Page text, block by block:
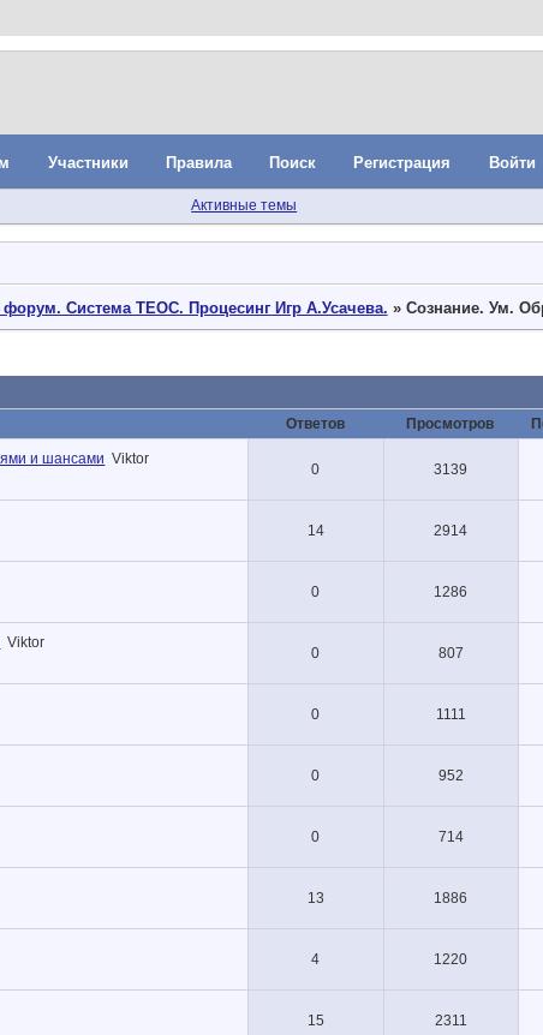
Участники Правила Поиск Регистрация Войти
Активные темы
Система ТЕОС. Процесинг Игр А.Усачева. » Сознание. Ум.
Ответов Просмотров
и шансами Viktor
0 3139
14 2914
0 1286
Viktor
0 807
0 1111
0 952
0 714
13 1886
4 1220
15 2311